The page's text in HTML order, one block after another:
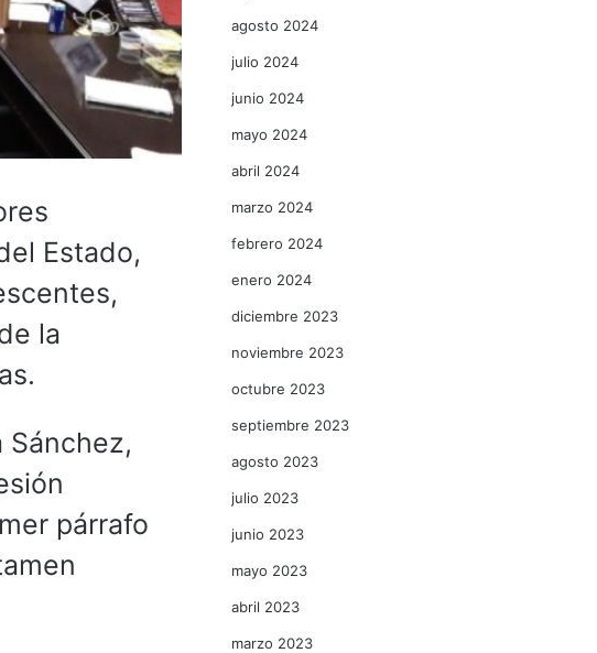
Estado,
la
Sánchez,
párrafo
agosto 2024
julio 2024
junio 2024
mayo 2024
abril 2024
marzo 2024
febrero 2024
enero 2024
diciembre 2023
noviembre 2023
octubre 2023
septiembre 2023
agosto 2023
julio 2023
junio 2023
mayo 2023
abril 2023
marzo 2023